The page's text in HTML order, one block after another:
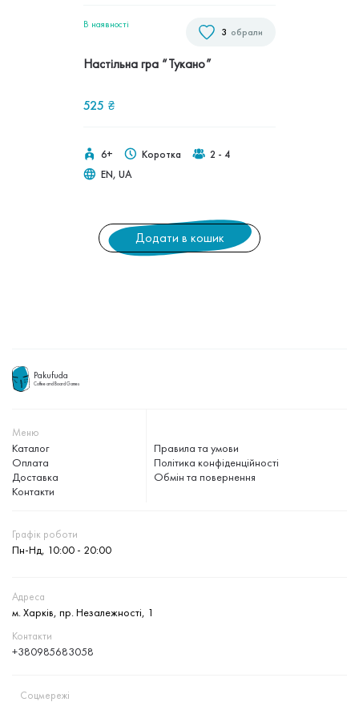
обрали
3
В наявностi
Настільна гра “Тукано”
525 ₴
6+ Коротка
2 - 4
EN, UA
Додати в кошик
Pakufuda
Coffee and Board Games
Меню
Каталог
Оплата
Доставка
Контакти
Правила та умови
Політика конфіденційності
Обмін та повернення
Графік роботи
Пн-Нд, 10:00 - 20:00
Адреса
м. Харків, пр. Незалежності, 1
Контакти
+380985683058
Соцмережі